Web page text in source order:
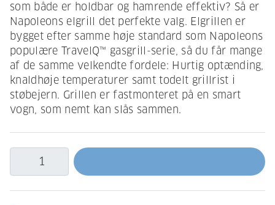
som både er holdbar og hamrende effektiv? Så er
Napoleons elgrill det perfekte valg. Elgrillen er
bygget efter samme høje standard som Napoleons
populære TravelQ™ gasgrill-serie, så du får mange
af de samme velkendte fordele: Hurtig optænding,
knaldhøje temperaturer samt todelt grillrist i
støbejern. Grillen er fastmonteret på en smart
vogn, som nemt kan slås sammen.